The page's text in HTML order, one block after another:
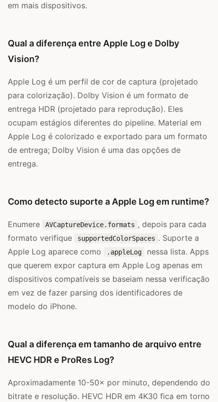
em mais dispositivos.
Qual a diferença entre Apple Log e Dolby
Vision?
Apple Log é um perfil de cor de captura (projetado
para colorização). Dolby Vision é um formato de
entrega HDR (projetado para reprodução). Eles
ocupam estágios diferentes do pipeline. Material em
Apple Log é colorizado e exportado para um formato
de entrega; Dolby Vision é uma das opções de
entrega.
Como detecto suporte a Apple Log em runtime?
Enumere AVCaptureDevice.formats , depois para cada
formato verifique
supportedColorSpaces . Suporte a
Apple Log aparece como
.appleLog
nessa lista. Apps
que querem expor captura em Apple Log apenas em
dispositivos compatíveis se baseiam nessa verificação
em vez de fazer parsing dos identificadores de
modelo do iPhone.
Qual a diferença em tamanho de arquivo entre
HEVC HDR e ProRes Log?
Aproximadamente 10-50× por minuto, dependendo do
bitrate e resolução. HEVC HDR em 4K30 fica em torno